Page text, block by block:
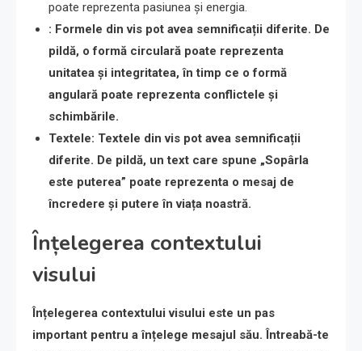
poate reprezenta pasiunea și energia.
: Formele din vis pot avea semnificații diferite. De
pildă, o formă circulară poate reprezenta
unitatea și integritatea, în timp ce o formă
angulară poate reprezenta conflictele și
schimbările.
Textele: Textele din vis pot avea semnificații
diferite. De pildă, un text care spune „Sopârla
este puterea” poate reprezenta o mesaj de
încredere și putere în viața noastră.
Înțelegerea contextului
visului
Înțelegerea contextului visului este un pas
important pentru a înțelege mesajul său. Întreabă-te